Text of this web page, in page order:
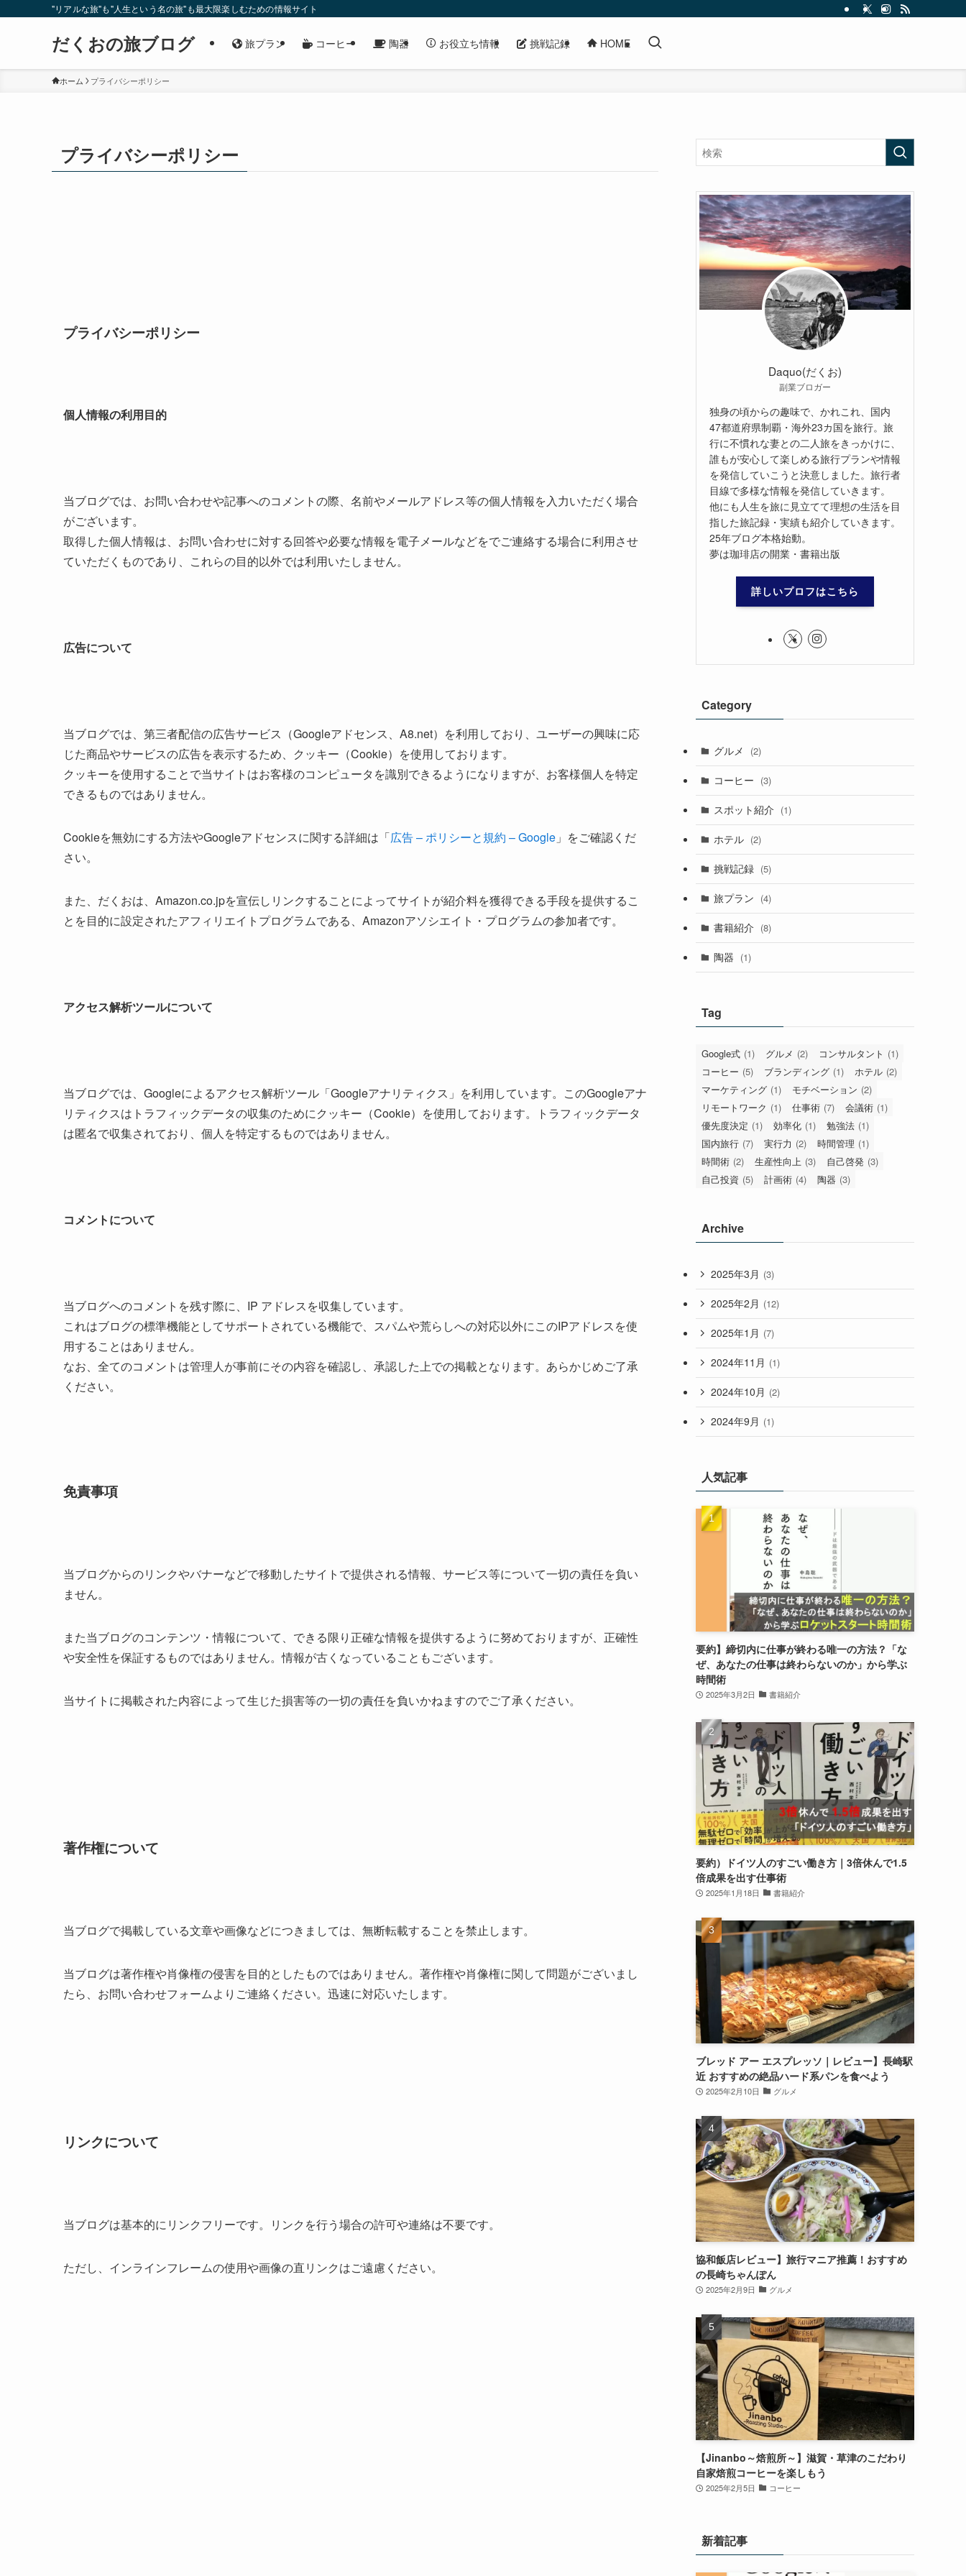
"リアルな旅"も"人生という名の旅"も最大限楽しむための情報サイト
だくおの旅ブログ 旅プラン コーヒー 陶器 お役立ち情報 挑戦記録 HOME
ホーム プライバシーポリシー
プライバシーポリシー
プライバシーポリシー
個人情報の利用目的
当ブログでは、お問い合わせや記事へのコメントの際、名前やメールアドレス等の個人情報を入力いただく場合
がございます。
取得した個人情報は、お問い合わせに対する回答や必要な情報を電子メールなどをでご連絡する場合に利用させ
ていただくものであり、これらの目的以外では利用いたしません。
広告について
当ブログでは、第三者配信の広告サービス（Googleアドセンス、A8.net）を利用しており、ユーザーの興味に応
じた商品やサービスの広告を表示するため、クッキー（Cookie）を使用しております。
クッキーを使用することで当サイトはお客様のコンピュータを識別できるようになりますが、お客様個人を特定
できるものではありません。
Cookieを無効にする方法やGoogleアドセンスに関する詳細は「広告 – ポリシーと規約 – Google 」をご確認くだ
さい。
また、だくおは、Amazon.co.jpを宣伝しリンクすることによってサイトが紹介料を獲得できる手段を提供するこ
とを目的に設定されたアフィリエイトプログラムである、Amazonアソシエイト・プログラムの参加者です。
アクセス解析ツールについて
当ブログでは、Googleによるアクセス解析ツール「Googleアナリティクス」を利用しています。このGoogleアナ
リティクスはトラフィックデータの収集のためにクッキー（Cookie）を使用しております。トラフィックデータ
は匿名で収集されており、個人を特定するものではありません。
コメントについて
当ブログへのコメントを残す際に、IP アドレスを収集しています。
これはブログの標準機能としてサポートされている機能で、スパムや荒らしへの対応以外にこのIPアドレスを使
用することはありません。
なお、全てのコメントは管理人が事前にその内容を確認し、承認した上での掲載となります。あらかじめご了承
ください。
免責事項
当ブログからのリンクやバナーなどで移動したサイトで提供される情報、サービス等について一切の責任を負い
ません。
また当ブログのコンテンツ・情報について、できる限り正確な情報を提供するように努めておりますが、正確性
や安全性を保証するものではありません。情報が古くなっていることもございます。
当サイトに掲載された内容によって生じた損害等の一切の責任を負いかねますのでご了承ください。
著作権について
当ブログで掲載している文章や画像などにつきましては、無断転載することを禁止します。
当ブログは著作権や肖像権の侵害を目的としたものではありません。著作権や肖像権に関して問題がございまし
たら、お問い合わせフォームよりご連絡ください。迅速に対応いたします。
リンクについて
当ブログは基本的にリンクフリーです。リンクを行う場合の許可や連絡は不要です。
ただし、インラインフレームの使用や画像の直リンクはご遠慮ください。
Daquo(だくお)
副業ブロガー
独身の頃からの趣味で、かれこれ、国内
47都道府県制覇・海外23カ国を旅行。旅
行に不慣れな妻との二人旅をきっかけに、
誰もが安心して楽しめる旅行プランや情報
を発信していこうと決意しました。旅行者
目線で多様な情報を発信していきます。
他にも人生を旅に見立てて理想の生活を目
指した旅記録・実績も紹介していきます。
25年ブログ本格始動。
夢は珈琲店の開業・書籍出版
詳しいプロフはこちら
Category
グルメ (2)
コーヒー (3)
スポット紹介 (1)
ホテル (2)
挑戦記録 (5)
旅プラン (4)
書籍紹介 (8)
陶器 (1)
Tag
Google式 (1) グルメ (2) コンサルタント (1)
コーヒー (5) ブランディング (1) ホテル (2)
マーケティング (1) モチベーション (2)
リモートワーク (1) 仕事術 (7) 会議術 (1)
優先度決定 (1) 効率化 (1) 勉強法 (1)
国内旅行 (7) 実行力 (2) 時間管理 (1)
時間術 (2) 生産性向上 (3) 自己啓発 (3)
自己投資 (5) 計画術 (4) 陶器 (3)
Archive
2025年3月 (3)
2025年2月 (12)
2025年1月 (7)
2024年11月 (1)
2024年10月 (2)
2024年9月 (1)
人気記事
要約】締切内に仕事が終わる唯一の方法？「な
ぜ、あなたの仕事は終わらないのか」から学ぶ
時間術
2025年3月2日 書籍紹介
要約）ドイツ人のすごい働き方｜3倍休んで1.5
倍成果を出す仕事術
2025年1月18日 書籍紹介
ブレッド アー エスプレッソ｜レビュー】長崎駅
近 おすすめの絶品ハード系パンを食べよう
2025年2月10日 グルメ
協和飯店レビュー】旅行マニア推薦！おすすめ
の長崎ちゃんぽん
2025年2月9日 グルメ
【Jinanbo～焙煎所～】滋賀・草津のこだわり
自家焙煎コーヒーを楽しもう
2025年2月5日 コーヒー
新着記事